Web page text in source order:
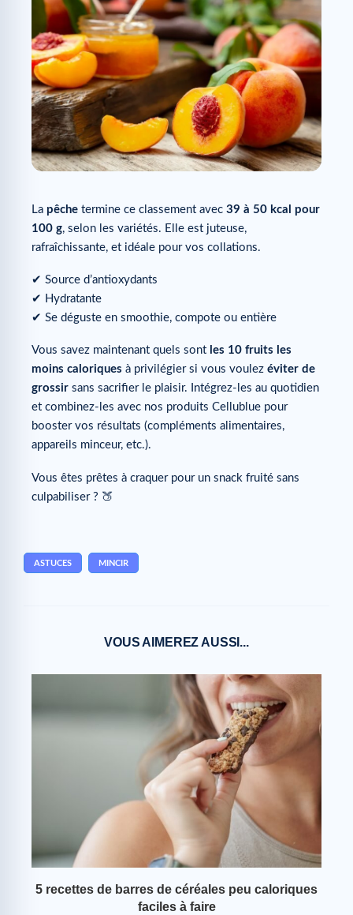
La pêche termine ce classement avec 39 à 50 kcal pour
100 g, selon les variétés. Elle est juteuse,
rafraîchissante, et idéale pour vos collations.
✔ Source d’antioxydants
✔ Hydratante
✔ Se déguste en smoothie, compote ou entière
Vous savez maintenant quels sont les 10 fruits les
moins caloriques à privilégier si vous voulez éviter de
grossir sans sacrifier le plaisir. Intégrez-les au quotidien
et combinez-les avec nos produits Cellublue pour
booster vos résultats (compléments alimentaires,
appareils minceur, etc.).
Vous êtes prêtes à craquer pour un snack fruité sans
culpabiliser ? 🍑
ASTUCES MINCIR
VOUS AIMEREZ AUSSI...
5 recettes de barres de céréales peu caloriques
faciles à faire